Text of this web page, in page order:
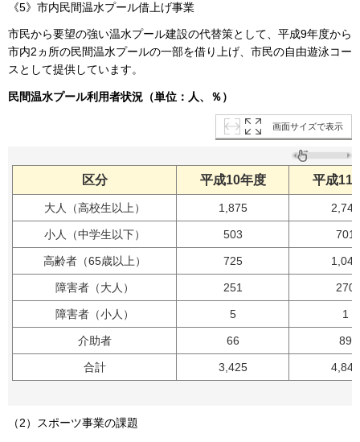
《5》市内民間温水プール借上げ事業
市民から要望の強い温水プール建設の代替策として、平成9年度から
市内2ヵ所の民間温水プールの一部を借り上げ、市民の自由遊泳コー
スとして提供しています。
民間温水プール利用者状況（単位：人、％）
画面サイズで表示
区分 平成10年度 平成11
大人（高校生以上） 1,875 2,743
小人（中学生以下） 503 701
高齢者（65歳以上） 725 1,045
障害者（大人） 251 270
障害者（小人） 5 1
介助者 66 89
合計 3,425 4,849
（2）スポーツ事業の課題